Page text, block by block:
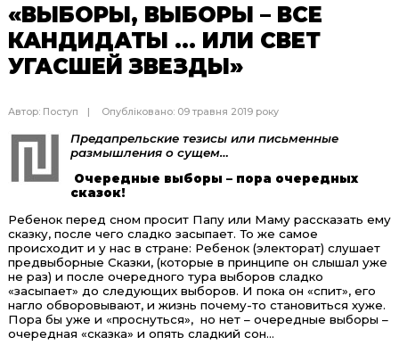
«ВЫБОРЫ, ВЫБОРЫ – ВСЕ
КАНДИДАТЫ … ИЛИ СВЕТ
УГАСШЕЙ ЗВЕЗДЫ»
Автор: Поступ Опубліковано: 09 травня 2019 року
Предапрельские тезисы или письменные
размышления о сущем…
Очередные выборы – пора очередных
сказок!
Ребенок перед сном просит Папу или Маму рассказать ему
сказку, после чего сладко засыпает. То же самое
происходит и у нас в стране: Ребенок (электорат) слушает
предвыборные Сказки, (которые в принципе он слышал уже
не раз) и после очередного тура выборов сладко
«засыпает» до следующих выборов. И пока он «спит», его
нагло обворовывают, и жизнь почему-то становиться хуже.
Пора бы уже и «проснуться», но нет – очередные выборы –
очередная «сказка» и опять сладкий сон…